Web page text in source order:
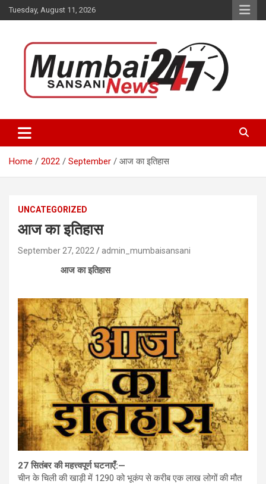
Skip
to
Tuesday, August 11, 2026
Mumbai Sansani
time updates on recent news around the World.
Home 2022 September आज का इतिहास
UNCATEGORIZED
आज का इतिहास
September 27, 2022 admin_mumbaisansani
आज का इतिहास
27 सितंबर की महत्त्वपूर्ण घटनाएँ:—
चीन के चिली की खाड़ी में 1290 को भूकंप से करीब एक लाख लोगों की मौत